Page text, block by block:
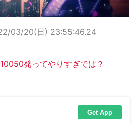
03/20(日) 23:55:46.24
発ってやりすぎでは？